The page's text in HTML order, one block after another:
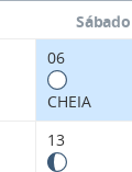
Sábado
06
CHEIA
13